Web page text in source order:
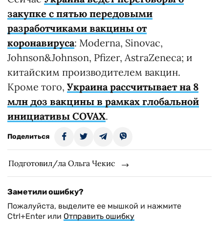
закупке с пятью передовыми
разработчиками вакцины от
коронавируса: Moderna, Sinovac,
Johnson&Johnson, Pfizer, AstraZeneca; и
китайским производителем вакцин.
Кроме того, Украина рассчитывает на 8
млн доз вакцины в рамках глобальной
инициативы COVAX.
Поделиться
Подготовил/ла Ольга Чекис
Заметили ошибку?
Пожалуйста, выделите ее мышкой и нажмите
Ctrl+Enter или Отправить ошибку